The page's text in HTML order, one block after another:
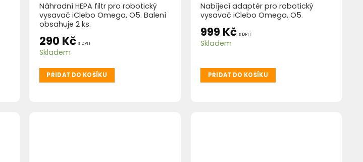
Náhradní HEPA filtr pro robotický
vysavač iClebo Omega, O5. Balení
obsahuje 2 ks.
290 Kč s DPH
Skladem
PŘIDAT DO KOŠÍKU
Nabíjecí adaptér pro robotický
vysavač iClebo Omega, O5.
999 Kč s DPH
Skladem
PŘIDAT DO KOŠÍKU